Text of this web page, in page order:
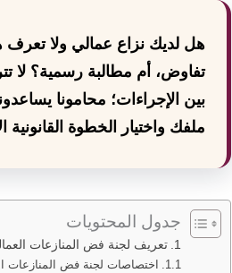
هل لديك نزاع عمالي ولا تعرف
تفاوض، أم مطالبة رسمية؟ لا
بين الإجراءات؛ محامونا
ملفك واختيار الخطوة القانونية
جدول المحتويات
تعريف لجنة فض المنازعات
اختصاصات لجنة فض المنازعات